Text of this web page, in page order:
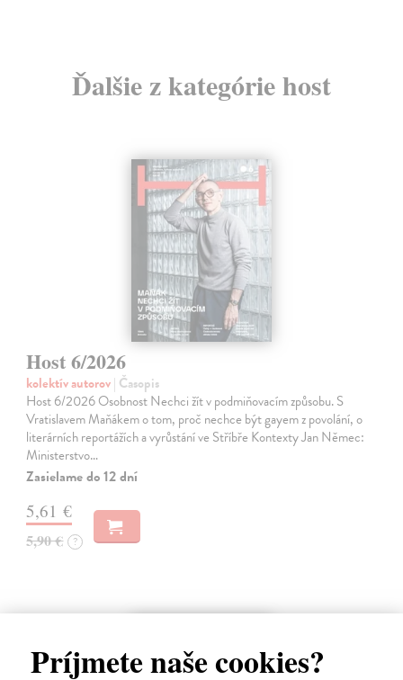
Príjmete naše cookies?
Ďalšie z kategórie host
Host 6/2026
kolektív autorov| Časopis
Host 6/2026 Osobnost Nechci žít v podmiňovacím způsobu. S
Vratislavem Maňákem o tom, proč nechce být gayem z povolání, o
literárních reportážích a vyrůstání ve Stříbře Kontexty Jan Němec:
Ministerstvo…
Zasielame do 12 dní
5,61 €
5,90 € ?